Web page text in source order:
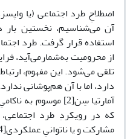
استفاده قرار گرفت. طرد
از محرومیت به‌شمارمی‌آید،
تلقی می‌شود. این مفهوم،
دارد، اما با آن هم‌پوشانی
که در رویکردِ طرد اجتماعی،
مشارکت و یا ناتوانیِ عملکردی[4] است.